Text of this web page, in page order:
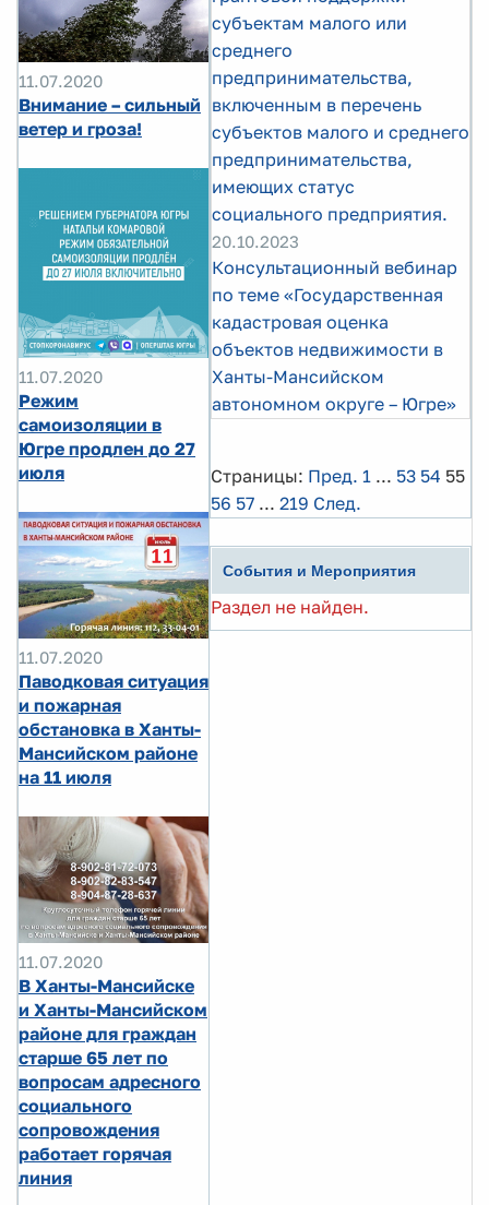
11.07.2020
Внимание – сильный
ветер и гроза!
11.07.2020
Режим
самоизоляции в
Югре продлен до 27
июля
11.07.2020
Паводковая ситуация
и пожарная
обстановка в Ханты-
Мансийском районе
на 11 июля
11.07.2020
В Ханты-Мансийске
и Ханты-Мансийском
районе для граждан
старше 65 лет по
вопросам адресного
социального
сопровождения
работает горячая
линия
субъектам малого или
среднего
предпринимательства,
включенным в перечень
субъектов малого и среднего
предпринимательства,
имеющих статус
социального предприятия.
20.10.2023
Консультационный вебинар
по теме «Государственная
кадастровая оценка
объектов недвижимости в
Ханты-Мансийском
автономном округе – Югре»
Страницы: Пред. 1 ... 53 54 55
56 57 ... 219 След.
События и Мероприятия
Раздел не найден.